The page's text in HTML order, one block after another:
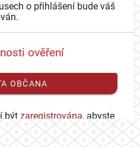
o přihlášení bude váš
ověření
OBČANA
být zaregistrována, abyste
CAS účtu.